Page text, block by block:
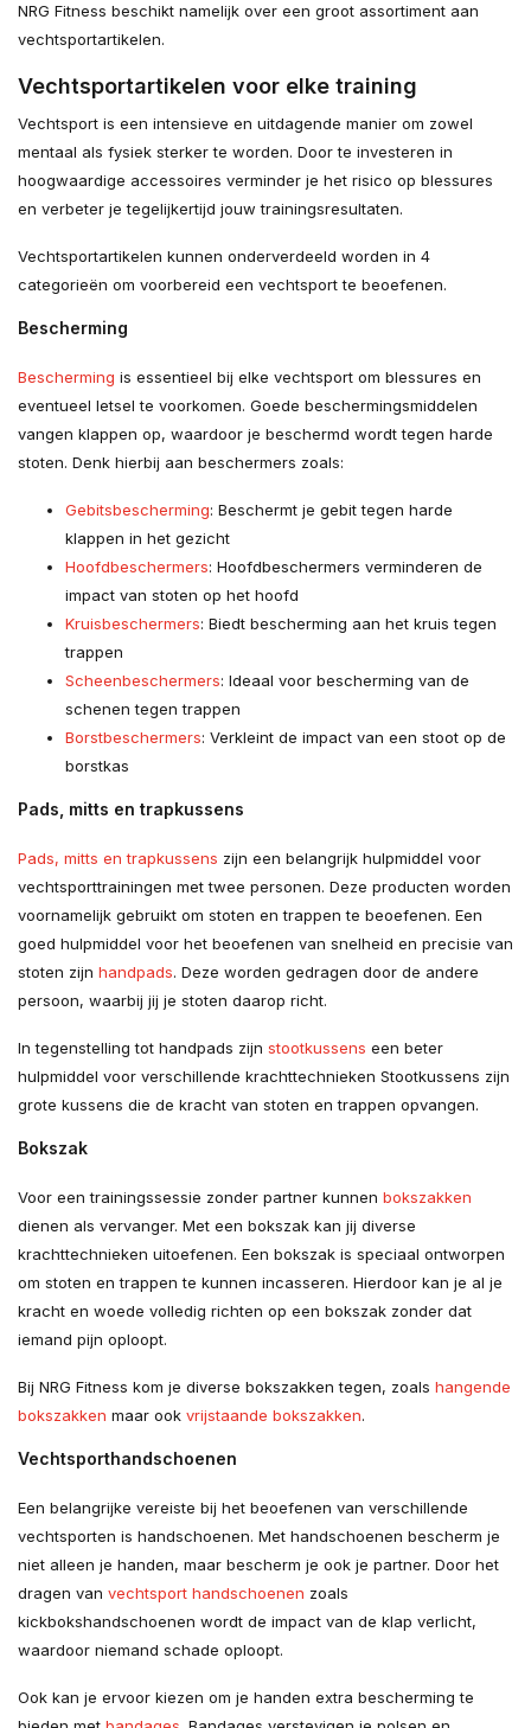
NRG Fitness beschikt namelijk over een groot assortiment aan
vechtsportartikelen.
Vechtsportartikelen voor elke training
Vechtsport is een intensieve en uitdagende manier om zowel
mentaal als fysiek sterker te worden. Door te investeren in
hoogwaardige accessoires verminder je het risico op blessures
en verbeter je tegelijkertijd jouw trainingsresultaten.
Vechtsportartikelen kunnen onderverdeeld worden in 4
categorieën om voorbereid een vechtsport te beoefenen.
Bescherming
Bescherming is essentieel bij elke vechtsport om blessures en
eventueel letsel te voorkomen. Goede beschermingsmiddelen
vangen klappen op, waardoor je beschermd wordt tegen harde
stoten. Denk hierbij aan beschermers zoals:
Gebitsbescherming: Beschermt je gebit tegen harde
klappen in het gezicht
Hoofdbeschermers: Hoofdbeschermers verminderen de
impact van stoten op het hoofd
Kruisbeschermers: Biedt bescherming aan het kruis tegen
trappen
Scheenbeschermers: Ideaal voor bescherming van de
schenen tegen trappen
Borstbeschermers: Verkleint de impact van een stoot op de
borstkas
Pads, mitts en trapkussens
Pads, mitts en trapkussens zijn een belangrijk hulpmiddel voor
vechtsporttrainingen met twee personen. Deze producten worden
voornamelijk gebruikt om stoten en trappen te beoefenen. Een
goed hulpmiddel voor het beoefenen van snelheid en precisie van
stoten zijn handpads. Deze worden gedragen door de andere
persoon, waarbij jij je stoten daarop richt.
In tegenstelling tot handpads zijn stootkussens een beter
hulpmiddel voor verschillende krachttechnieken Stootkussens zijn
grote kussens die de kracht van stoten en trappen opvangen.
Bokszak
Voor een trainingssessie zonder partner kunnen bokszakken
dienen als vervanger. Met een bokszak kan jij diverse
krachttechnieken uitoefenen. Een bokszak is speciaal ontworpen
om stoten en trappen te kunnen incasseren. Hierdoor kan je al je
kracht en woede volledig richten op een bokszak zonder dat
iemand pijn oploopt.
Bij NRG Fitness kom je diverse bokszakken tegen, zoals hangende
bokszakken maar ook vrijstaande bokszakken.
Vechtsporthandschoenen
Een belangrijke vereiste bij het beoefenen van verschillende
vechtsporten is handschoenen. Met handschoenen bescherm je
niet alleen je handen, maar bescherm je ook je partner. Door het
dragen van vechtsport handschoenen zoals
kickbokshandschoenen wordt de impact van de klap verlicht,
waardoor niemand schade oploopt.
Ook kan je ervoor kiezen om je handen extra bescherming te